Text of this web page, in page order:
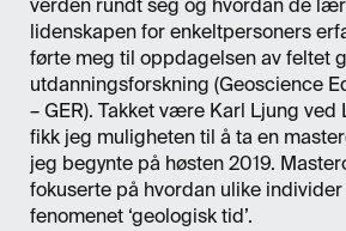
verden rundt seg og hvordan de
lidenskapen for enkeltpersoners
førte meg til oppdagelsen av feltet
utdanningsforskning (Geoscience
– GER). Takket være Karl Ljung ved
fikk jeg muligheten til å ta en
jeg begynte på høsten 2019.
fokuserte på hvordan ulike
fenomenet ‘geologisk tid’.